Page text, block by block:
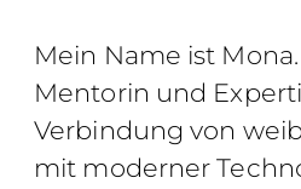
Mein Name ist
Mentorin und
Verbindung von
mit moderner